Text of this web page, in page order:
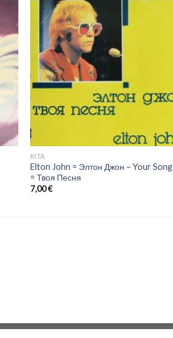
KITA
Elton John = Элтон Джон ‎– Your Song
= Твоя Песня
7,00€